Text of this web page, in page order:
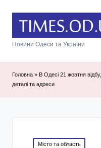
Новини Одеси та України
Головна » В Одесі 21 жовтня
деталі та адреси
Posted
Місто та область